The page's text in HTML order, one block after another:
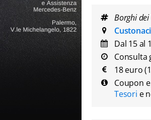
Borghi
Custonaci
Dal 15 al
Consulta
18 euro
Coupon
Tesori e